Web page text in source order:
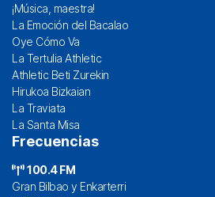
¡Música, maestra!
La Emoción del Bacalao
Oye Cómo Va
La Tertulia Athletic
Athletic Beti Zurekin
Hirukoa Bizkaian
La Traviata
La Santa Misa
Frecuencias
100.4 FM
Gran Bilbao y Enkarterri